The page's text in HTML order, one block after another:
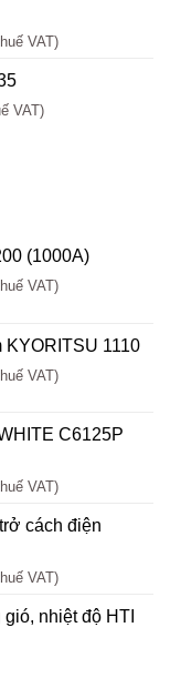
VAT)
VAT)
(1000A)
VAT)
1110
VAT)
C6125P
VAT)
cách điện
VAT)
nhiệt độ HTI